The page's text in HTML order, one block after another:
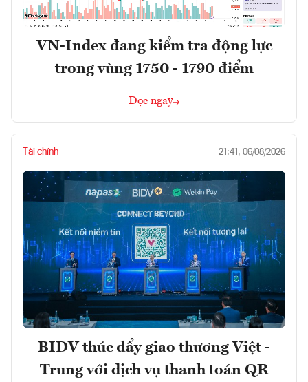
VN-Index đang kiểm tra động lực
trong vùng 1750 - 1790 điểm
Đọc ngay
Tài chính 21:41, 06/08/2026
BIDV thúc đẩy giao thương Việt -
Trung với dịch vụ thanh toán QR